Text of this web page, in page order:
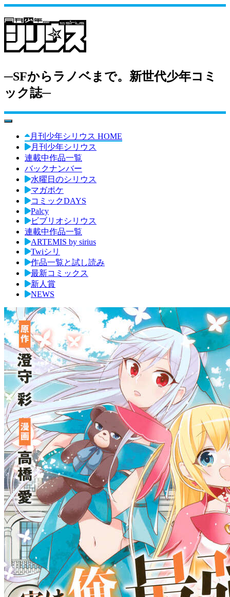
─SFからラノベまで。新世代少年コミ
ック誌─
toggle navigation
月刊少年シリウス HOME
月刊少年シリウス
連載中作品一覧
バックナンバー
水曜日のシリウス
マガポケ
コミックDAYS
Palcy
ビブリオシリウス
連載中作品一覧
ARTEMIS by sirius
Twiシリ
作品一覧と試し読み
最新コミックス
新人賞
NEWS